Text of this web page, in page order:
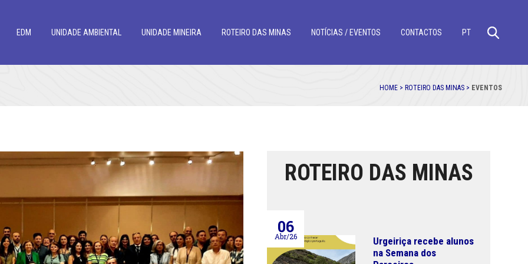
EDM UNIDADE AMBIENTAL UNIDADE MINEIRA ROTEIRO DAS MINAS NOTÍCIAS / EVENTOS CONTACTOS PT
HOME > ROTEIRO DAS MINAS > EVENTOS
ROTEIRO DAS MINAS
06
Abr/26
Urgeiriça recebe alunos
na Semana dos